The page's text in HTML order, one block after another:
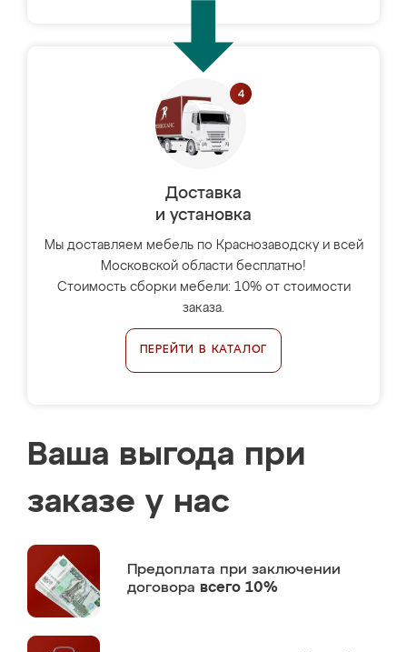
Доставка
и установка
Мы доставляем мебель по Краснозаводску и всей
Московской области бесплатно!
Стоимость сборки мебели: 10% от стоимости
заказа.
ПЕРЕЙТИ В КАТАЛОГ
Ваша выгода при
заказе у нас
Предоплата при заключении
договора всего 10%